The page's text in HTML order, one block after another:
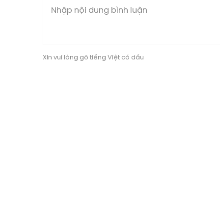
Xin vui lòng gõ tiếng Việt có dấu